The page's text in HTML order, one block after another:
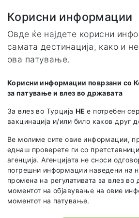
Goreme
Nevsehir
Nevsehir
50180
Корисни информации
Овде ќе најдете корисни
самата дестинација, како и
ова патување.
Корисни информации поврзани со
за патување и влез во државата
За влез во Турција НЕe потребен
вакцинација и/или било каков друг
Ве молиме сите овие информации,
еднаш проверете ги со
агенција. Агенцијата не сноси
погрешни информации наведени на
промена на регулативата за влез во
моментот на објавување на овие
моментот на патување.